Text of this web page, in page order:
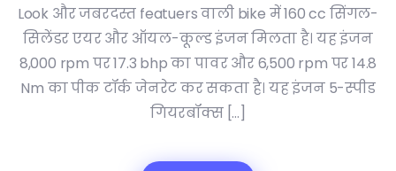
Look और जबरदस्त featuers वाली bike में 160 cc सिंगल-
सिलेंडर एयर और ऑयल-कूल्ड इंजन मिलता है। यह इंजन
8,000 rpm पर 17.3 bhp का पावर और 6,500 rpm पर 14.8
Nm का पीक टॉर्क जेनरेट कर सकता है। यह इंजन 5-स्पीड
गियरबॉक्स […]